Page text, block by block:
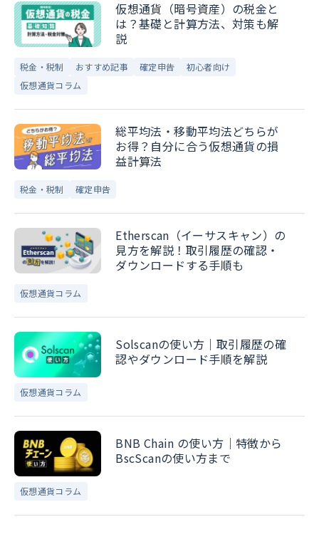
仮想通貨（暗号資産）の税金と
は？基礎と計算方法、対策も解
説
税金・税制 おすすめ記事 確定申告
初心者向け
仮想通貨コラム
総平均法・移動平均法どちらが
お得？自分に合う仮想通貨の損
益計算法
税金・税制 確定申告
Etherscan（イーサスキャン）の
見方を解説！取引履歴の確認・
ダウンロードする手順も
仮想通貨コラム
Solscanの使い方｜取引履歴の確
認やダウンロード手順を解説
仮想通貨コラム
BNB Chain の使い方｜特徴から
BscScanの使い方まで
仮想通貨コラム